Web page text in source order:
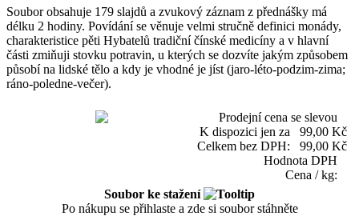
Soubor obsahuje 179 slajdů a zvukový záznam z přednášky má
délku 2 hodiny. Povídání se věnuje velmi stručně definici monády,
charakteristice pěti Hybatelů tradiční čínské medicíny a v hlavní
části zmiňuji stovku potravin, u kterých se dozvíte jakým způsobem
působí na lidské tělo a kdy je vhodné je jíst (jaro-léto-podzim-zima;
ráno-poledne-večer).
Prodejní cena se slevou
K dispozici jen za
99,00 Kč
Celkem bez DPH:
99,00 Kč
Hodnota DPH
Cena / kg:
Soubor ke stažení
Po nákupu se přihlaste a zde si soubor stáhněte